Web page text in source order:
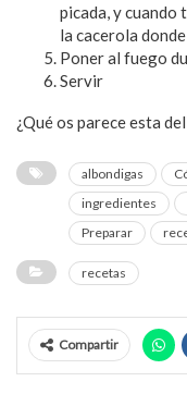
picada, y cuando
la cacerola
Poner al fuego
Servir
¿Qué os parece esta
albondigas
ingredientes
Preparar
recetas
Compartir